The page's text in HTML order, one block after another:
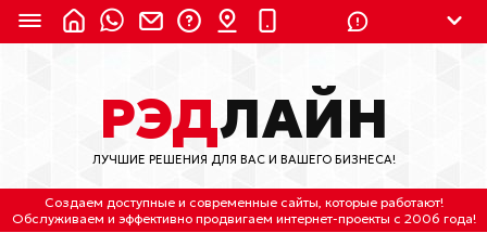
8 (800) 550-9899 (с 2:30 до 11:30 по
Мск)
Бесплатно по России
(4212) 658-653
РЭДЛАЙН
ЛУЧШИЕ РЕШЕНИЯ ДЛЯ ВАС И ВАШЕГО БИЗНЕСА!
Создаем доступные и современные сайты, которые работают!
Обслуживаем и эффективно продвигаем интернет-проекты с 2006 года!